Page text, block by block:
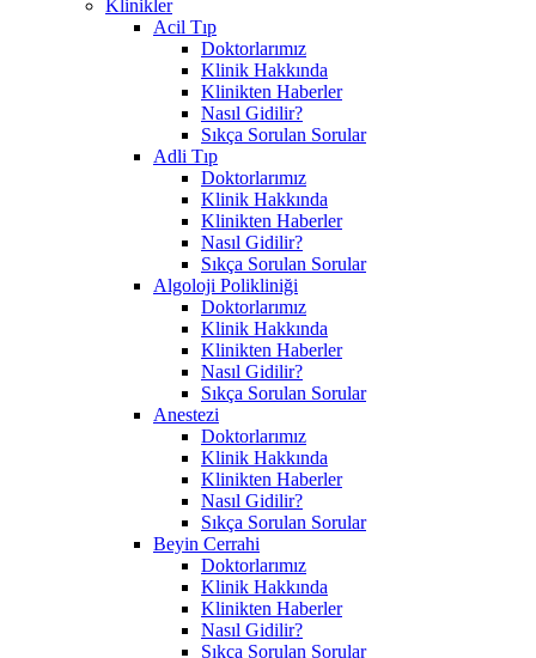
Klinikler
Acil Tıp
Doktorlarımız
Klinik Hakkında
Klinikten Haberler
Nasıl Gidilir?
Sıkça Sorulan Sorular
Adli Tıp
Doktorlarımız
Klinik Hakkında
Klinikten Haberler
Nasıl Gidilir?
Sıkça Sorulan Sorular
Algoloji Polikliniği
Doktorlarımız
Klinik Hakkında
Klinikten Haberler
Nasıl Gidilir?
Sıkça Sorulan Sorular
Anestezi
Doktorlarımız
Klinik Hakkında
Klinikten Haberler
Nasıl Gidilir?
Sıkça Sorulan Sorular
Beyin Cerrahi
Doktorlarımız
Klinik Hakkında
Klinikten Haberler
Nasıl Gidilir?
Sıkça Sorulan Sorular